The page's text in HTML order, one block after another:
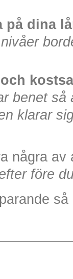
på dina
benet så
klarar
några
före